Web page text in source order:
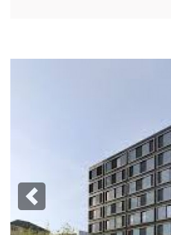
Previous